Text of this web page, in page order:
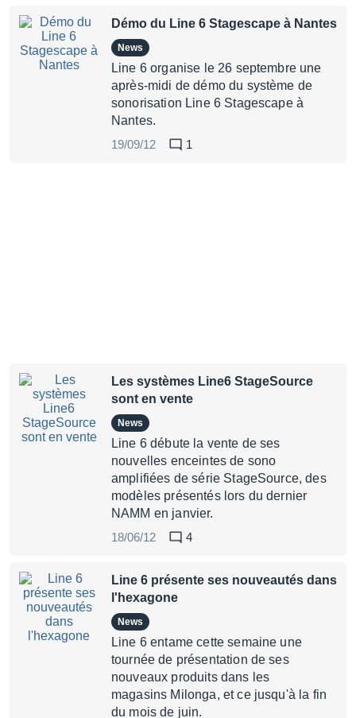
Démo du Line 6 Stagescape à Nantes
News
Line 6 organise le 26 septembre une
après-midi de démo du système de
sonorisation Line 6 Stagescape à
Nantes.
19/09/12
1
Les systèmes Line6 StageSource
sont en vente
News
Line 6 débute la vente de ses
nouvelles enceintes de sono
amplifiées de série StageSource, des
modèles présentés lors du dernier
NAMM en janvier.
18/06/12
4
Line 6 présente ses nouveautés dans
l'hexagone
News
Line 6 entame cette semaine une
tournée de présentation de ses
nouveaux produits dans les
magasins Milonga, et ce jusqu'à la fin
du mois de juin.